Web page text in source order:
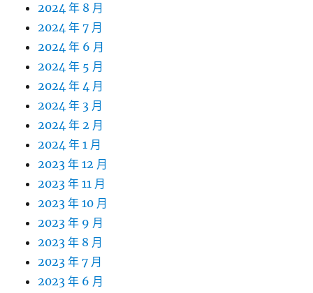
2024 年 8 月
2024 年 7 月
2024 年 6 月
2024 年 5 月
2024 年 4 月
2024 年 3 月
2024 年 2 月
2024 年 1 月
2023 年 12 月
2023 年 11 月
2023 年 10 月
2023 年 9 月
2023 年 8 月
2023 年 7 月
2023 年 6 月